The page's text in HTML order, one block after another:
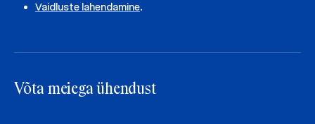
Vaidluste lahendamine.
Võta meiega ühendust